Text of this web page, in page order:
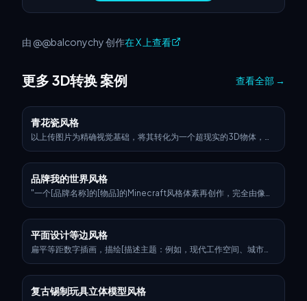
由 @@balconychy 创作在 X 上查看
更多 3D转换 案例 查看全部 →
青花瓷风格
以上传图片为精确视觉基础，将其转化为一个超现实的3D物体，仅
纹。整个标志应作为一个独立的瓷雕塑处理，具有凸起的、手绘的
细节，没有背景板或瓷砖结构。确保装饰图案优雅地遵循布加迪标
统装饰与工业品牌。
品牌我的世界风格
"一个[品牌名称]的[物品]的Minecraft风格体素再创作，完全由像素
平面设计等边风格
扁平等距数字插画，描绘[描述主题：例如，现代工作空间、城市街
页视觉效果。
复古锡制玩具立体模型风格